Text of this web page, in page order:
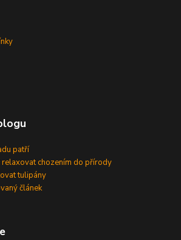
patří
chozením do přírody
tulipány
článek